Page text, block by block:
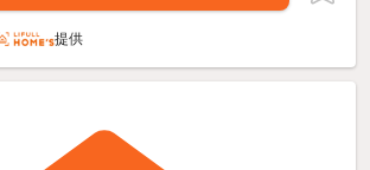
提供